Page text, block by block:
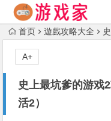
首页 遊戲攻略大全
史上最坑爹的游戏
活2）
A+